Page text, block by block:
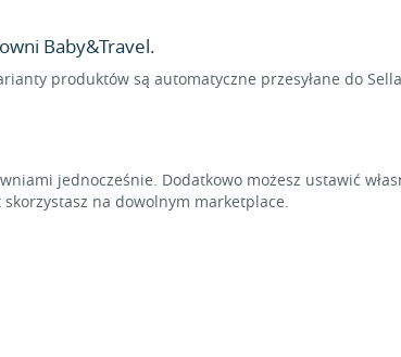
Baby&Travel.
produktów są automatyczne przesyłane do
jednocześnie. Dodatkowo możesz ustawić
na dowolnym marketplace.